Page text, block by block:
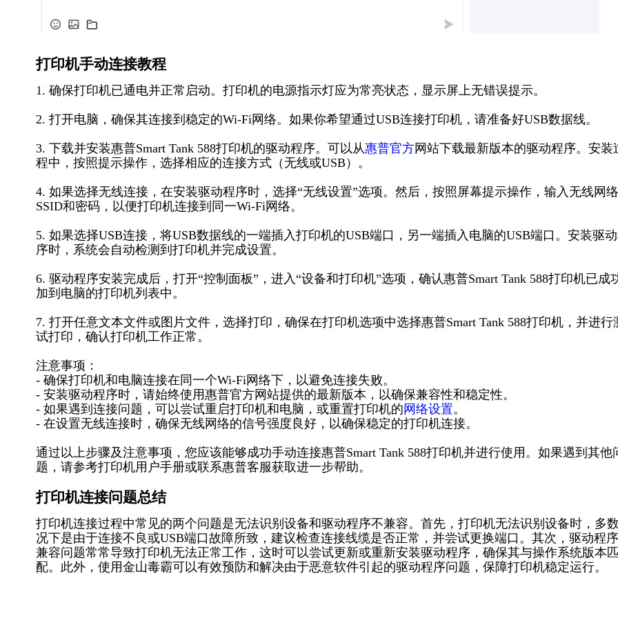
打印机手动连接教程
1. 确保打印机已通电并正常启动。打印机的电源指示灯应为常亮状态，显示屏上无错误提示。
2. 打开电脑，确保其连接到稳定的Wi-Fi网络。如果你希望通过USB连接打印机，请准备好USB数据线。
3. 下载并安装惠普Smart Tank 588打印机的驱动程序。可以从惠普官方网站下载最新版本的驱动程序。安装
程中，按照提示操作，选择相应的连接方式（无线或USB）。
4. 如果选择无线连接，在安装驱动程序时，选择“无线设置”选项。然后，按照屏幕提示操作，输入无线网
SSID和密码，以便打印机连接到同一Wi-Fi网络。
5. 如果选择USB连接，将USB数据线的一端插入打印机的USB端口，另一端插入电脑的USB端口。安装驱
序时，系统会自动检测到打印机并完成设置。
6. 驱动程序安装完成后，打开“控制面板”，进入“设备和打印机”选项，确认惠普Smart Tank 588打印机已成
加到电脑的打印机列表中。
7. 打开任意文本文件或图片文件，选择打印，确保在打印机选项中选择惠普Smart Tank 588打印机，并进行
试打印，确认打印机工作正常。
注意事项：
- 确保打印机和电脑连接在同一个Wi-Fi网络下，以避免连接失败。
- 安装驱动程序时，请始终使用惠普官方网站提供的最新版本，以确保兼容性和稳定性。
- 如果遇到连接问题，可以尝试重启打印机和电脑，或重置打印机的 网络设置。
- 在设置无线连接时，确保无线网络的信号强度良好，以确保稳定的打印机连接。
通过以上步骤及注意事项，您应该能够成功手动连接惠普Smart Tank 588打印机并进行使用。如果遇到其他
题，请参考打印机用户手册或联系惠普客服获取进一步帮助。
打印机连接问题总结
打印机连接过程中常见的两个问题是无法识别设备和驱动程序不兼容。首先，打印机无法识别设备时，多
况下是由于连接不良或USB端口故障所致，建议检查连接线缆是否正常，并尝试更换端口。其次，驱动程
兼容问题常常导致打印机无法正常工作，这时可以尝试更新或重新安装驱动程序，确保其与操作系统版本匹
配。此外，使用金山毒霸可以有效预防和解决由于恶意软件引起的驱动程序问题，保障打印机稳定运行。